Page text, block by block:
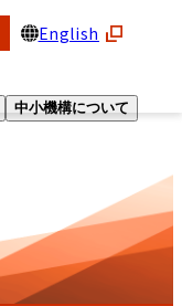
中小機構について
English